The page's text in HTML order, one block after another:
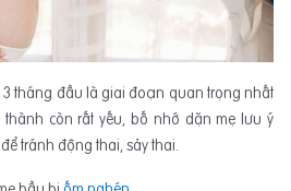
tháng đầu là giai đoạn quan trọng nhất
còn rất yếu, bố nhớ dặn mẹ lưu ý
tránh động thai, sảy thai.